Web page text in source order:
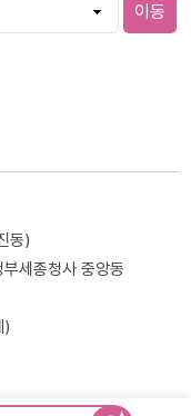
이동
동)
세종청사 중앙동
)